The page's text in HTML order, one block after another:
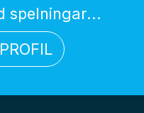
spelningar...